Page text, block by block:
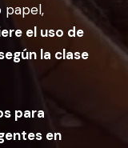
papel,
el uso de
la clase
para
en